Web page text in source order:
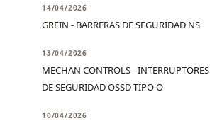
14/04/2026
GREIN - BARRERAS DE SEGURIDAD NS
13/04/2026
MECHAN CONTROLS - INTERRUPTORES
DE SEGURIDAD OSSD TIPO O
10/04/2026